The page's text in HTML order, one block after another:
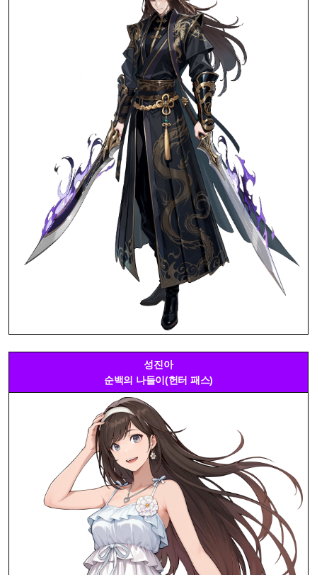
성진아
순백의 나들이(헌터 패스)